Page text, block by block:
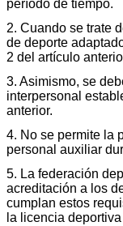
período de tiempo.
2. Cuando se trate
de deporte
2 del artículo
3. Asimismo, se
interpersonal
anterior.
4. No se permite la
personal auxiliar
5. La federación
acreditación a los
cumplan estos
la licencia